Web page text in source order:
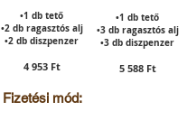
•1 db tető
•2 db ragasztós alj
•2 db diszpenzer
4 953 Ft
•1 db tető
•3 db ragasztós alj
•3 db diszpenzer
5 588 Ft
Fizetési mód: